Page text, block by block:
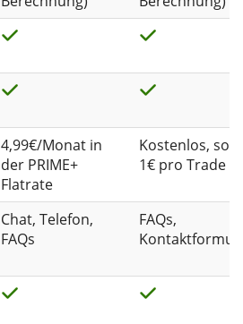
4,99€/Monat in
der PRIME+
Flatrate
Kostenlos,
1€ pro Trade
Chat, Telefon,
FAQs
FAQs,